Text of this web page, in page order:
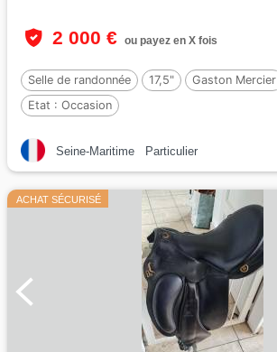
2 000 € ou payez en X fois
Selle de randonnée 17,5" Gaston Mercier
Etat : Occasion
Seine-Maritime Particulier
ACHAT SÉCURISÉ